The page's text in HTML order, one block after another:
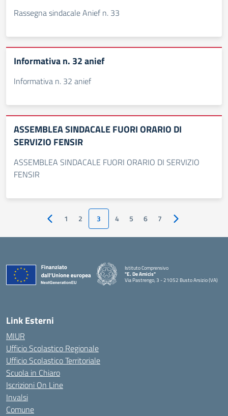
Rassegna sindacale Anief n. 33
Informativa n. 32 anief
Informativa n. 32 anief
ASSEMBLEA SINDACALE FUORI ORARIO DI
SERVIZIO FENSIR
ASSEMBLEA SINDACALE FUORI ORARIO DI SERVIZIO
FENSIR
Pagina precedente
1 2 3 4 5 6 7 Pagina
Istituto Comprensivo
"E. De Amicis"
Via Pastrengo, 3 - 21052 Busto Arsizio (VA)
Link Esterni
MIUR
Ufficio Scolastico Regionale
Ufficio Scolastico Territoriale
Scuola in Chiaro
Iscrizioni On Line
Invalsi
Comune